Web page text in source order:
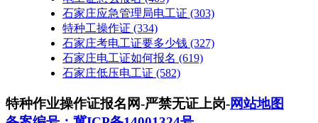
石家庄应急管理局电工证 (303)
特种工操作证 (334)
石家庄考电工证要多少钱 (327)
石家庄电工证如何报名 (619)
石家庄低压电工证 (582)
特种作业操作证报名网-严禁无证上岗-网站地图